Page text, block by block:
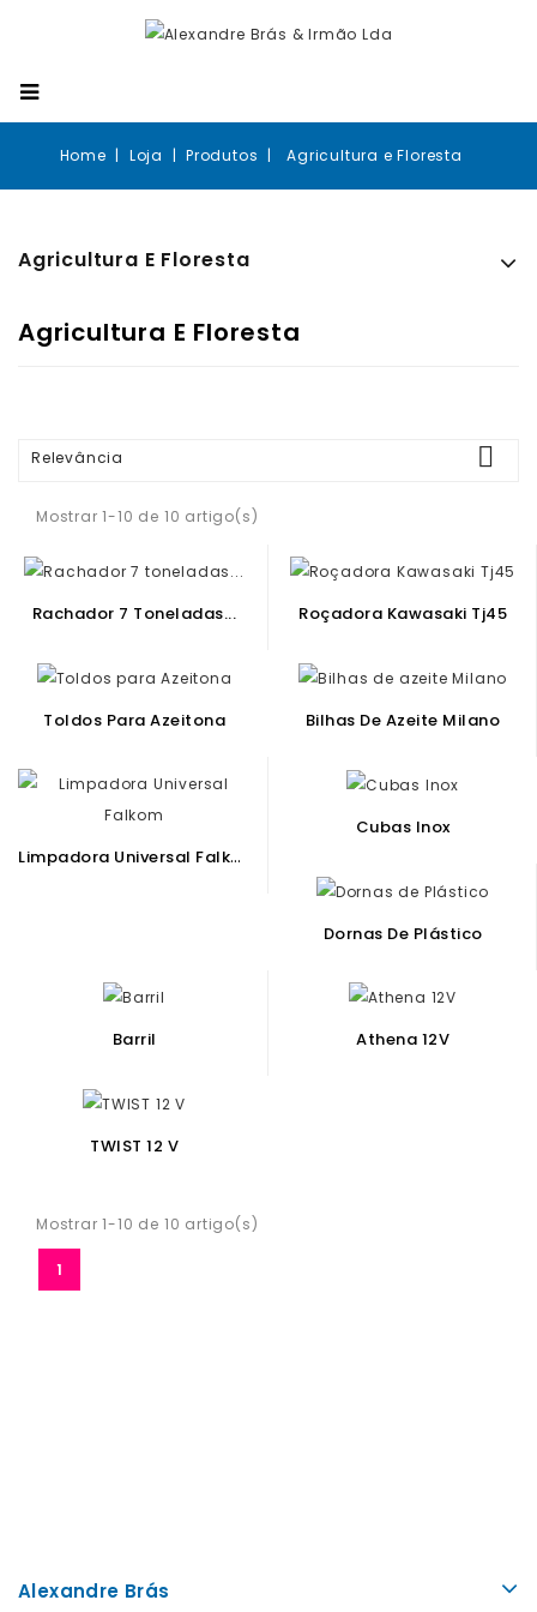
Home Loja Produtos Agricultura e Floresta
Agricultura E Floresta
Agricultura E Floresta
Relevância 
Mostrar 1-10 de 10 artigo(s)
Rachador 7 Toneladas... Roçadora Kawasaki Tj45
Toldos Para Azeitona Bilhas De Azeite Milano
L
Impadora Universal Falkom
Cubas Inox
Dornas De Plástico
Barril Athena 12V
TWIST 12 V
Mostrar 1-10 de 10 artigo(s)
1
Alexandre Brás